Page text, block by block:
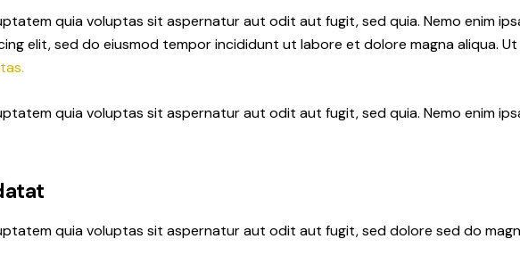
quia voluptas sit aspernatur aut odit aut fugit, sed quia. Nemo enim
elit, sed do eiusmod tempor incididunt ut labore et dolore magna aliqua.
quia voluptas sit aspernatur aut odit aut fugit, sed quia. Nemo enim
quia voluptas sit aspernatur aut odit aut fugit, sed dolore sed do